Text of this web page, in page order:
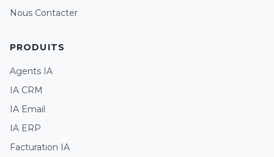
Nous Contacter
PRODUITS
Agents IA
IA CRM
IA Email
IA ERP
Facturation IA